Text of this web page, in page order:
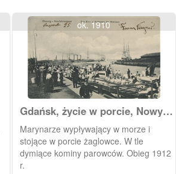
ok. 1910
Gdańsk, życie w porcie, Nowy
Port, Neufahrwasser
Marynarze wypływający w morze i
stojące w porcie żaglowce. W tle
dymiące kominy parowców. Obieg 1912
r.